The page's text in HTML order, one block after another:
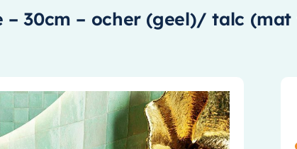
– 30cm – ocher (geel)/ talc (mat